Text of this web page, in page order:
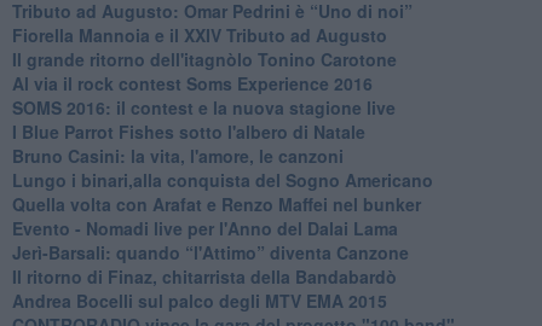
Tributo ad Augusto: Omar Pedrini è “Uno di noi”
​Fiorella Mannoia e il XXIV Tributo ad Augusto
Il grande ritorno dell'itagnòlo Tonino Carotone
​Al via il rock contest Soms Experience 2016
​SOMS 2016: il contest e la nuova stagione live
I Blue Parrot Fishes sotto l'albero di Natale
Bruno Casini: la vita, l'amore, le canzoni
​Lungo i binari,alla conquista del Sogno Americano
​Quella volta con Arafat e Renzo Maffei nel bunker
​Evento - Nomadi live per l'Anno del Dalai Lama
Jerì-Barsali: quando “l'Attimo” diventa Canzone
Il ritorno di Finaz, chitarrista della Bandabardò
Andrea Bocelli sul palco degli MTV EMA 2015